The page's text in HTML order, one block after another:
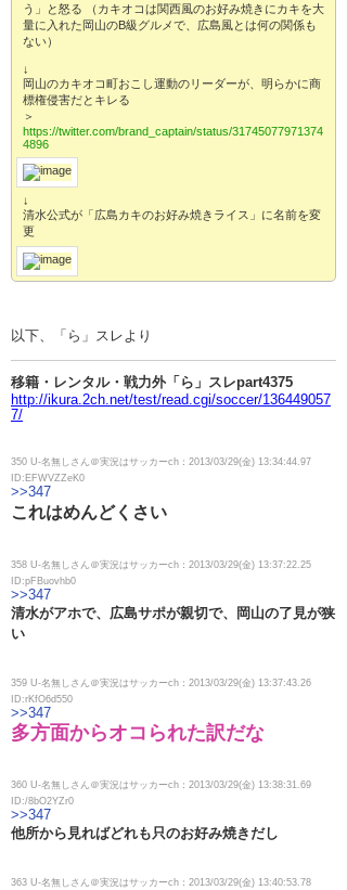
う」と怒る （カキオコは関西風のお好み焼きにカキを大
量に入れた岡山のB級グルメで、広島風とは何の関係も
ない）
↓
岡山のカキオコ町おこし運動のリーダーが、明らかに商
標権侵害だとキレる
＞
https://twitter.com/brand_captain/status/31745077971374
4896
↓
清水公式が「広島カキのお好み焼きライス」に名前を変
更
以下、「ら」スレより
移籍・レンタル・戦力外「ら」スレpart4375
http://ikura.2ch.net/test/read.cgi/soccer/136449057
7/
350 U-名無しさん＠実況はサッカーch：2013/03/29(金) 13:34:44.97
ID:EFWVZZeK0
>>347
これはめんどくさい
358 U-名無しさん＠実況はサッカーch：2013/03/29(金) 13:37:22.25
ID:pFBuovhb0
>>347
清水がアホで、広島サポが親切で、岡山の了見が狭
い
359 U-名無しさん＠実況はサッカーch：2013/03/29(金) 13:37:43.26
ID:rKfO6d550
>>347
多方面からオコられた訳だな
360 U-名無しさん＠実況はサッカーch：2013/03/29(金) 13:38:31.69
ID:/8bO2YZr0
>>347
他所から見ればどれも只のお好み焼きだし
363 U-名無しさん＠実況はサッカーch：2013/03/29(金) 13:40:53.78